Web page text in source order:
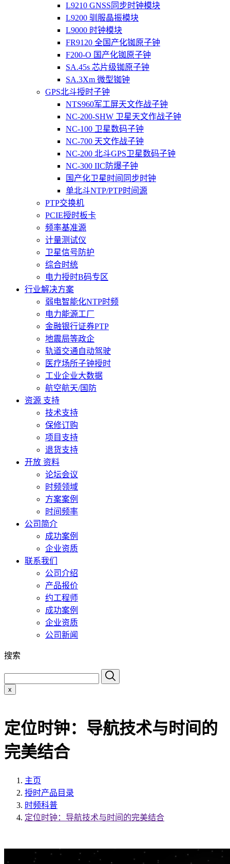
L9210 GNSS同步时钟模块
L9200 驯服晶振模块
L9000 时钟模块
FR9120 全国产化铷原子钟
F200-O 国产化铷原子钟
SA.45s 芯片级铷原子钟
SA.3Xm 微型铷钟
GPS北斗授时子钟
NTS960军工屏天文作战子钟
NC-200-SHW 卫星天文作战子钟
NC-100 卫星数码子钟
NC-700 天文作战子钟
NC-200 北斗GPS卫星数码子钟
NC-300 IIC防爆子钟
国产化卫星时间同步时钟
单北斗NTP/PTP时间源
PTP交换机
PCIE授时板卡
频率基准源
计量测试仪
卫星信号防护
综合时统
电力授时B码专区
行业解决方案
弱电智能化NTP时频
电力能源工厂
金融银行证券PTP
地震局等政企
轨道交通自动驾驶
医疗场所子钟授时
工业企业大数据
航空航天/国防
资源 支持
技术支持
保修订购
项目支持
退货支持
开放 资料
论坛会议
时频领域
方案案例
时间频率
公司简介
成功案例
企业资质
联系我们
公司介绍
产品报价
约工程师
成功案例
企业资质
公司新闻
搜索
x
定位时钟：导航技术与时间的
完美结合
主页
授时产品目录
时频科普
定位时钟：导航技术与时间的完美结合